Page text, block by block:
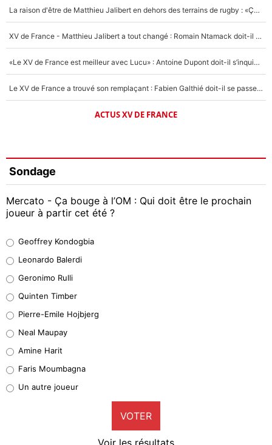
La raison d'être de Matthieu Jalibert en dehors des terrains de rugby : «Ça m'atteint autant que si tu touches à un membre de ma famille»
XV de France - Matthieu Jalibert a tout changé : Romain Ntamack doit-il s’inquiéter pour sa place à un an de la Coupe du monde ?
«Le XV de France est meilleur avec Lucu» : Antoine Dupont doit-il s’inquiéter pour sa place ?
Le XV de France a trouvé son remplaçant : Fabien Galthié doit-il se passer d'Antoine Dupont ?
ACTUS XV DE FRANCE
Sondage
Mercato - Ça bouge à l’OM : Qui doit être le prochain
joueur à partir cet été ?
37%
32%
5%
1%
8%
Geoffrey Kondogbia
Leonardo Balerdi
Geronimo Rulli
Quinten Timber
Pierre-Emile Hojbjerg
Neal Maupay
Amine Harit
Faris Moumbagna
Un autre joueur
VOTER
Voir les résultats